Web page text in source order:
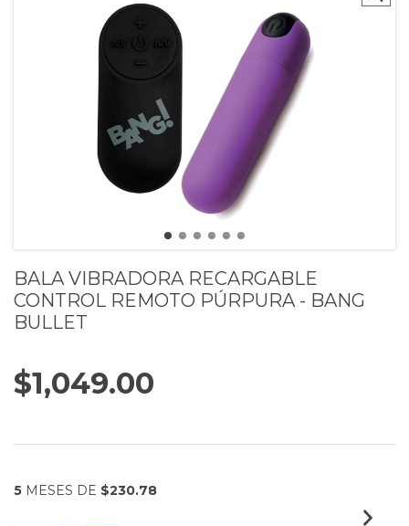
BALA VIBRADORA RECARGABLE
CONTROL REMOTO PÚRPURA - BANG
BULLET
$1,049.00
5 MESES DE $230.78